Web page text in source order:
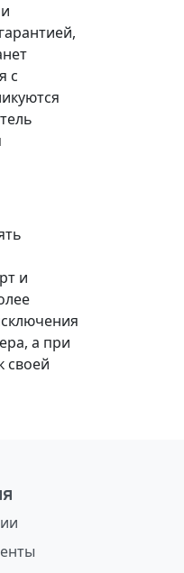
с
и
а при
своей